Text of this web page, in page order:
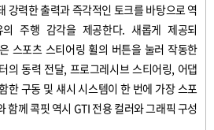
강력한출력과즉각적인 토크를 바탕으로 역
의 주행 감각을 제공한다.새롭게 제공되
은 스포츠 스티어링 휠의 버튼을 눌러 작동한
의 동력 전달, 프로그레시브 스티어링 어댑
한구동 및 섀시 시스템이 한 번에 가장 스포
함께콕핏 역시 GTI 전용 컬러와그래픽 구성